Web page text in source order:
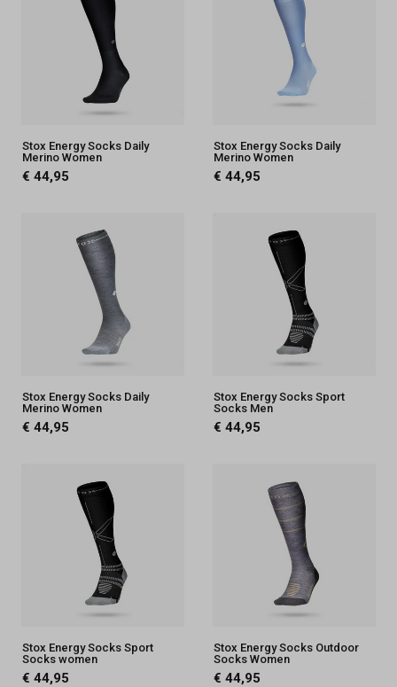
Stox Energy Socks Daily
Merino Women
€ 44,95
Stox Energy Socks Daily
Merino Women
€ 44,95
Stox Energy Socks Daily
Merino Women
€ 44,95
Stox Energy Socks Sport
Socks Men
€ 44,95
Stox Energy Socks Sport
Socks women
€ 44,95
Stox Energy Socks Outdoor
Socks Women
€ 44,95